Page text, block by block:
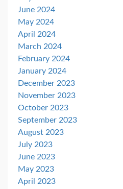
June 2024
May 2024
April 2024
March 2024
February 2024
January 2024
December 2023
November 2023
October 2023
September 2023
August 2023
July 2023
June 2023
May 2023
April 2023